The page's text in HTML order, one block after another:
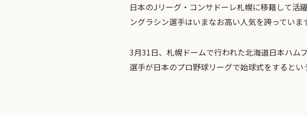
日本のJリーグ・コンサドーレ札幌に移籍して活
ングラシン選手はいまなお高い人気を誇っていま
3月31日、札幌ドームで行われた北海道日本ハム
選手が日本のプロ野球リーグで始球式をするとい